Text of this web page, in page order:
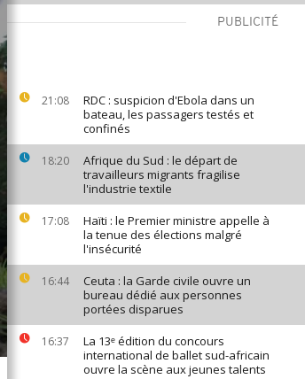
PUBLICITÉ
21:08
RDC : suspicion d'Ebola dans un
bateau, les passagers testés et
confinés
18:20
Afrique du Sud : le départ de
travailleurs migrants fragilise
l'industrie textile
17:08
Haïti : le Premier ministre appelle à
la tenue des élections malgré
l'insécurité
16:44
Ceuta : la Garde civile ouvre un
bureau dédié aux personnes
portées disparues
16:37
La 13ᵉ édition du concours
international de ballet sud-africain
ouvre la scène aux jeunes talents